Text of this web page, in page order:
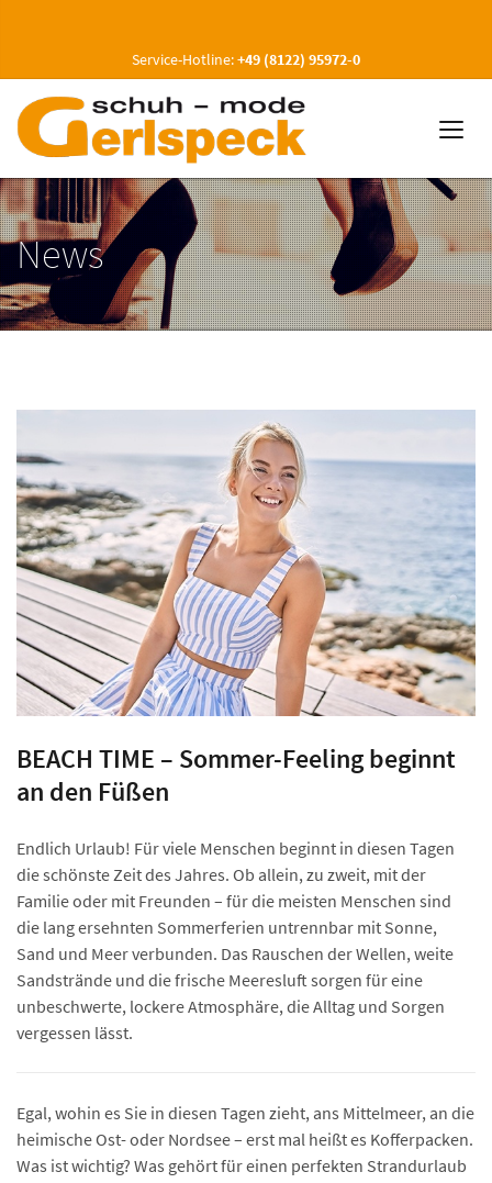
Service-Hotline:+49 (8122) 95972-0
News
BEACH TIME – Sommer-Feeling beginnt
an den Füßen
Endlich Urlaub! Für viele Menschen beginnt in diesen Tagen
die schönste Zeit des Jahres. Ob allein, zu zweit, mit der
Familie oder mit Freunden – für die meisten Menschen sind
die lang ersehnten Sommerferien untrennbar mit Sonne,
Sand und Meer verbunden. Das Rauschen der Wellen, weite
Sandstrände und die frische Meeresluft sorgen für eine
unbeschwerte, lockere Atmosphäre, die Alltag und Sorgen
vergessen lässt.
Egal, wohin es Sie in diesen Tagen zieht, ans Mittelmeer, an die
heimische Ost- oder Nordsee – erst mal heißt es Kofferpacken.
Was ist wichtig? Was gehört für einen perfekten Strandurlaub